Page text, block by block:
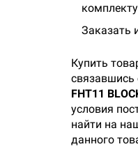
Заказать
Купить
связавшись
FHT11
условия
найти на
данного